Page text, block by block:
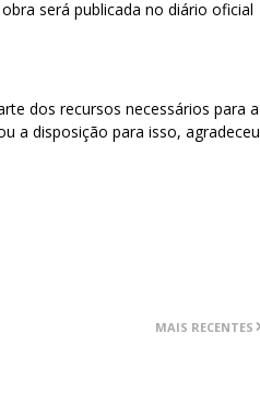
será publicada no diário oficial
dos recursos necessários para a
a disposição para isso, agradeceu
MAIS RECENTES